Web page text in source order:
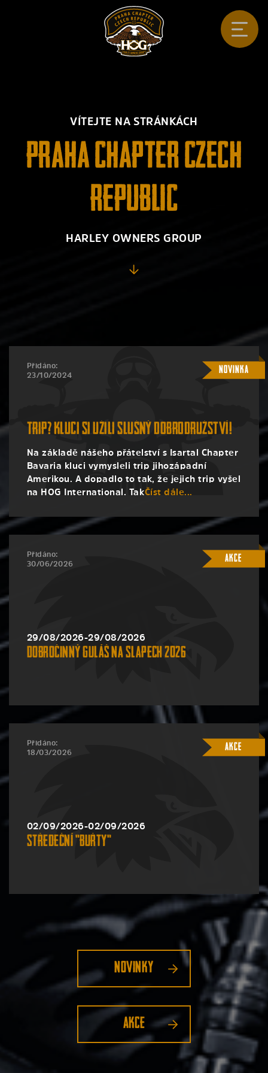
VÍTEJTE NA STRÁNKÁCH
PRAHA CHAPTER CZECH
REPUBLIC
HARLEY OWNERS GROUP
Novinka
Přidáno:
23/10/2024
Trip? Kluci si užili slušný dobrodružství!
Na základě nášeho přátelství s Isartal Chapter
Bavaria kluci vymysleli trip jihozápadní
Amerikou. A dopadlo to tak, že jejich trip vyšel
na HOG International. TakČíst dále...
Akce
Přidáno:
30/06/2026
29/08/2026-29/08/2026
Dobročinný guláš na Slapech 2026
Akce
Přidáno:
18/03/2026
02/09/2026-02/09/2026
Středeční "buřty"
Novinky
Akce